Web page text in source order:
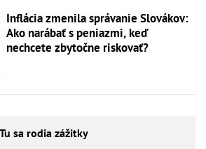
Inflácia zmenila správanie Slovákov:
Ako narábať s peniazmi, keď
nechcete zbytočne riskovať?
sa rodia zážitky